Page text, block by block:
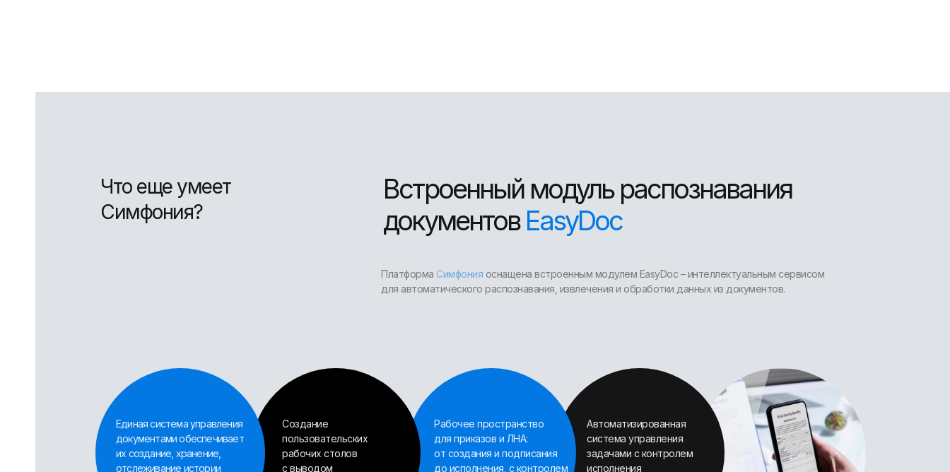
Встроенный модуль распознавания
документовEasyDoc
Платформа Симфония оснащена встроенным модулем EasyDoc – интеллектуальным сервисом
для автоматического распознавания, извлечения и обработки данных из документов.
Что еще умеет
Симфония?
Автоматизированная
система управления
задачами с контролем
исполнения
Рабочее пространство
для приказов и ЛНА:
от создания и подписания
до исполнения, с контролем
Создание
пользовательских
рабочих столов
с выводом
Единая система управления
документами обеспечивает
их создание, хранение,
отслеживание истории